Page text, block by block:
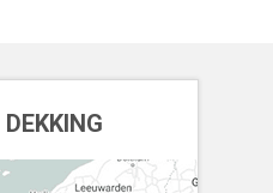
DEKKING